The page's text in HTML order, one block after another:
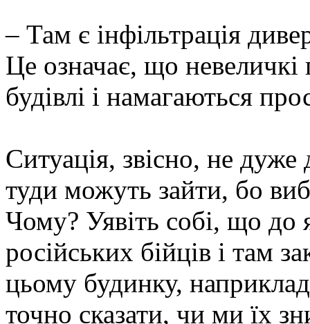
– Там є інфільтрація
Це означає, що невеличкі
будівлі і намагаються
Ситуація, звісно, не
туди можуть зайти, бо
Чому? Уявіть собі, що до
російських бійців і там
цьому будинку,
точно сказати, чи ми їх